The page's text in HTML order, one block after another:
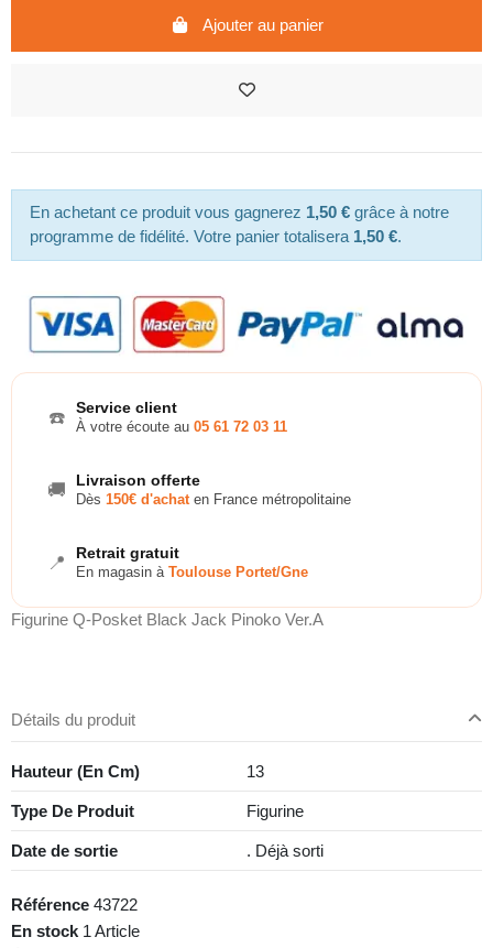
Ajouter au panier
En achetant ce produit vous gagnerez 1,50 € grâce à notre
programme de fidélité. Votre panier totalisera 1,50 €.
☎️ Service client
À votre écoute au 05 61 72 03 11
🚚 Livraison offerte
Dès 150€ d'achaten France métropolitaine
📍 Retrait gratuit
En magasin à Toulouse Portet/Gne
Figurine Q-Posket Black Jack Pinoko Ver.A
Détails du produit
Hauteur (En Cm) 13
Type De Produit Figurine
Date de sortie . Déjà sorti
Référence 43722
En stock 1 Article